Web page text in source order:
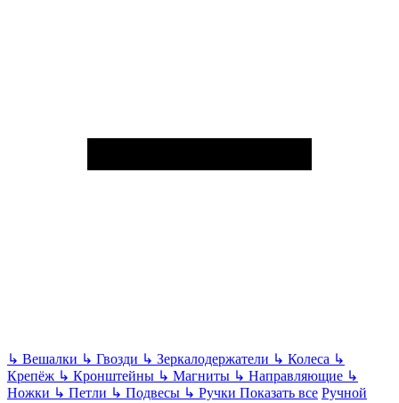
↳ Вешалки ↳ Гвозди ↳ Зеркалодержатели ↳ Колеса ↳
Крепёж ↳ Кронштейны ↳ Магниты ↳ Направляющие ↳
Ножки ↳ Петли ↳ Подвесы ↳ Ручки Показать все Ручной